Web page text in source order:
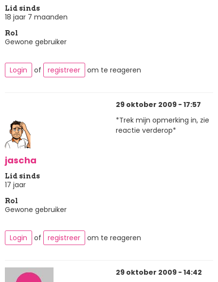
Lid sinds
18 jaar 7 maanden
Rol
Gewone gebruiker
Login of registreer om te reageren
jascha
Lid sinds
17 jaar
Rol
Gewone gebruiker
29 oktober 2009 - 17:57
*Trek mijn opmerking in, zie
reactie verderop*
Login of registreer om te reageren
29 oktober 2009 - 14:42